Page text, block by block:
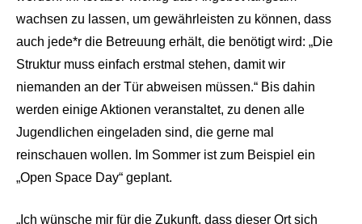
wachsen zu lassen, um gewährleisten zu können, dass
auch jede*r die Betreuung erhält, die benötigt wird: „Die
Struktur muss einfach erstmal stehen, damit wir
niemanden an der Tür abweisen müssen.“ Bis dahin
werden einige Aktionen veranstaltet, zu denen alle
Jugendlichen eingeladen sind, die gerne mal
reinschauen wollen. Im Sommer ist zum Beispiel ein
„Open Space Day“ geplant.
„Ich wünsche mir für die Zukunft, dass dieser Ort sich